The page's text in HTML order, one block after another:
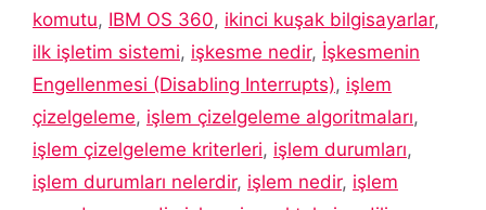
komutu, IBM OS 360, ikinci kuşak bilgisayarlar,
ilk işletim sistemi, işkesme nedir, İşkesmenin
Engellenmesi (Disabling Interrupts), işlem
çizelgeleme, işlem çizelgeleme algoritmaları,
işlem çizelgeleme kriterleri, işlem durumları,
işlem durumları nelerdir, işlem nedir, işlem